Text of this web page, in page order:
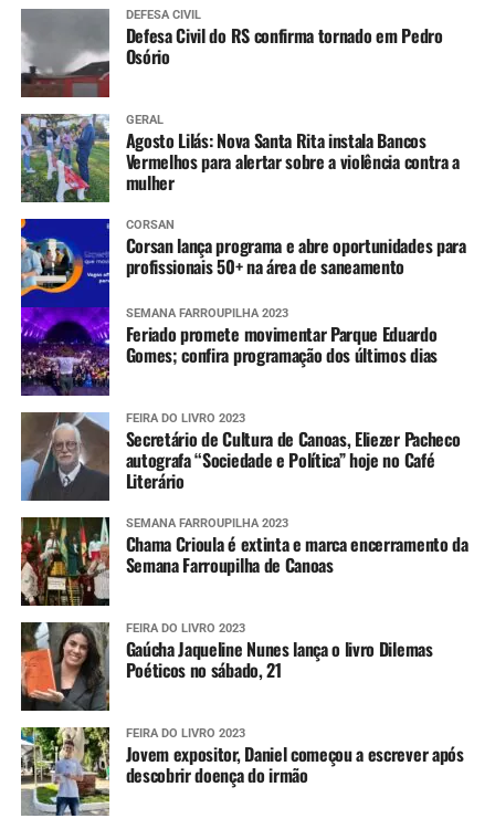
DEFESA CIVIL
Defesa Civil do RS confirma tornado em Pedro
Osório
GERAL
Agosto Lilás: Nova Santa Rita instala Bancos
Vermelhos para alertar sobre a violência contra a
mulher
CORSAN
Corsan lança programa e abre oportunidades para
profissionais 50+ na área de saneamento
SEMANA FARROUPILHA 2023
Feriado promete movimentar Parque Eduardo
Gomes; confira programação dos últimos dias
FEIRA DO LIVRO 2023
Secretário de Cultura de Canoas, Eliezer Pacheco
autografa “Sociedade e Política” hoje no Café
Literário
SEMANA FARROUPILHA 2023
Chama Crioula é extinta e marca encerramento da
Semana Farroupilha de Canoas
FEIRA DO LIVRO 2023
Gaúcha Jaqueline Nunes lança o livro Dilemas
Poéticos no sábado, 21
FEIRA DO LIVRO 2023
Jovem expositor, Daniel começou a escrever após
descobrir doença do irmão